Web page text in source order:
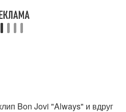
Bon Jovi "Always" и вдруг